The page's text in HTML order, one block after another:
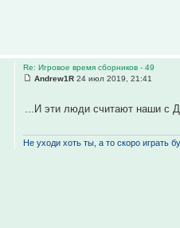
Re: Игровое время сборников - 49
Andrew1R 24 июл 2019, 21:41
...И эти люди считают наши с
Не уходи хоть ты, а то скоро играть